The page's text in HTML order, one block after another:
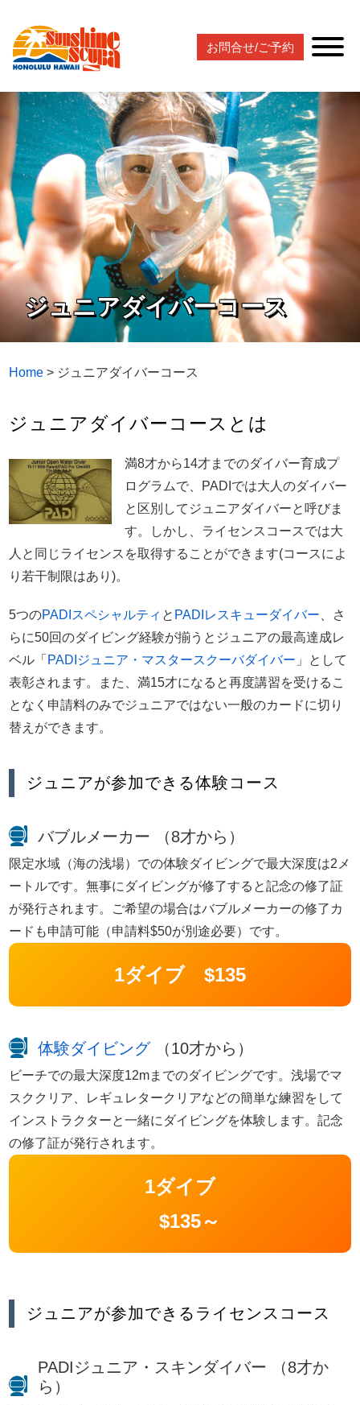
お問合せ/ご予約
ジュニアダイバーコース
Home > ジュニアダイバーコース
ジュニアダイバーコースとは
満8才から14才までのダイバー育成プ
ログラムで、PADIでは大人のダイバー
と区別してジュニアダイバーと呼びま
す。しかし、ライセンスコースでは大
人と同じライセンスを取得することができます(コースによ
り若干制限はあり)。
5つのPADIスペシャルティ と PADIレスキューダイバー 、さ
らに50回のダイビング経験が揃うとジュニアの最高達成レ
ベル「 PADIジュニア・マスタースクーバダイバー 」として
表彰されます。また、満15才になると再度講習を受けるこ
となく申請料のみでジュニアではない一般のカードに切り
替えができます。
ジュニアが参加できる体験コース
バブルメーカー （8才から）
限定水域（海の浅場）での体験ダイビングで最大深度は2メ
ートルです。無事にダイビングが修了すると記念の修了証
が発行されます。ご希望の場合はバブルメーカーの修了カ
ードも申請可能（申請料$50が別途必要）です。
1ダイブ $135
体験ダイビング（10才から）
ビーチでの最大深度12mまでのダイビングです。浅場でマ
スククリア、レギュレタークリアなどの簡単な練習をして
インストラクターと一緒にダイビングを体験します。記念
の修了証が発行されます。
1ダイブ
$135～
ジュニアが参加できるライセンスコース
PADIジュニア・スキンダイバー （8才か
ら）